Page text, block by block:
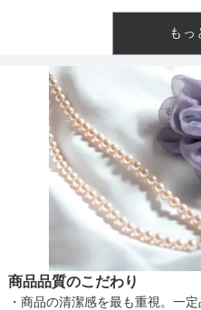
もっ
商品品質のこだわり
・商品の清潔感を最も重視。一